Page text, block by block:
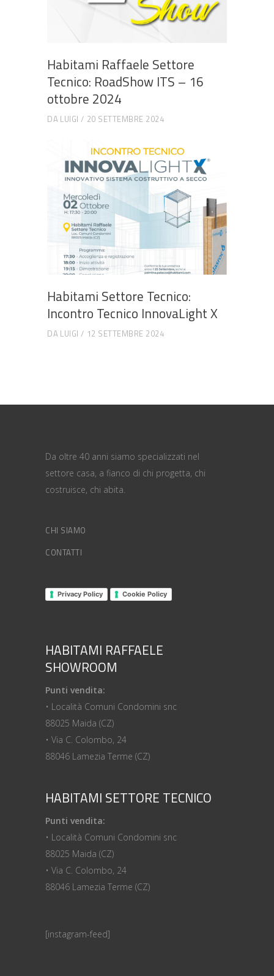
Habitami Raffaele Settore
Tecnico: RoadShow ITS – 16
ottobre 2024
DA LUIGI 20 SETTEMBRE 2024
Habitami Settore Tecnico:
Incontro Tecnico InnovaLight X
DA LUIGI 12 SETTEMBRE 2024
Da oltre 40 anni siamo specializzati nel
settore casa, a fianco di chi progetta, chi
costruisce, chi abita.
CHI SIAMO
CONTATTI
Privacy Policy Cookie Policy
HABITAMI RAFFAELE
SHOWROOM
Punti vendita:
• Località Comuni Condomini snc
88025 Maida (CZ)
• Via C. Colombo, 24
88046 Lamezia Terme (CZ)
HABITAMI SETTORE TECNICO
Punti vendita:
• Località Comuni Condomini snc
88025 Maida (CZ)
• Via C. Colombo, 24
88046 Lamezia Terme (CZ)
[instagram-feed]